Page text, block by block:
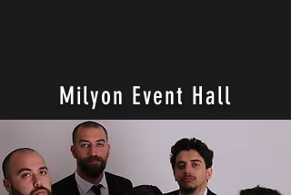
Milyon Event Hall